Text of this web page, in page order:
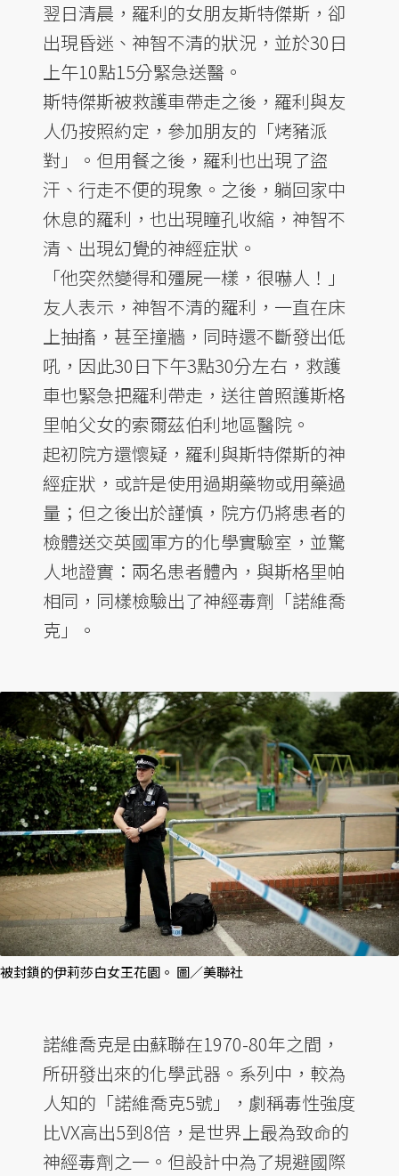
翌日清晨，羅利的女朋友斯特傑斯，卻
出現昏迷、神智不清的狀況，並於30日
上午10點15分緊急送醫。
斯特傑斯被救護車帶走之後，羅利與友
人仍按照約定，參加朋友的「烤豬派
對」。但用餐之後，羅利也出現了盜
汗、行走不便的現象。之後，躺回家中
休息的羅利，也出現瞳孔收縮，神智不
清、出現幻覺的神經症狀。
「他突然變得和殭屍一樣，很嚇人！」
友人表示，神智不清的羅利，一直在床
上抽搐，甚至撞牆，同時還不斷發出低
吼，因此30日下午3點30分左右，救護
車也緊急把羅利帶走，送往曾照護斯格
里帕父女的索爾茲伯利地區醫院。
起初院方還懷疑，羅利與斯特傑斯的神
經症狀，或許是使用過期藥物或用藥過
量；但之後出於謹慎，院方仍將患者的
檢體送交英國軍方的化學實驗室，並驚
人地證實：兩名患者體內，與斯格里帕
相同，同樣檢驗出了神經毒劑「諾維喬
克」。
被封鎖的伊莉莎白女王花園。 圖／美聯社
諾維喬克是由蘇聯在1970-80年之間，
所研發出來的化學武器。系列中，較為
人知的「諾維喬克5號」，劇稱毒性強度
比VX高出5到8倍，是世界上最為致命的
神經毒劑之一。但設計中為了規避國際